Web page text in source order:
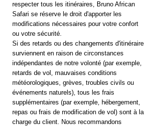
respecter tous les itinéraires, Bruno African
Safari se réserve le droit d'apporter les
modifications nécessaires pour votre confort
ou votre sécurité.
Si des retards ou des changements d'itinéraire
surviennent en raison de circonstances
indépendantes de notre volonté (par exemple,
retards de vol, mauvaises conditions
météorologiques, grèves, troubles civils ou
événements naturels), tous les frais
supplémentaires (par exemple, hébergement,
repas ou frais de modification de vol) sont à la
charge du client. Nous recommandons